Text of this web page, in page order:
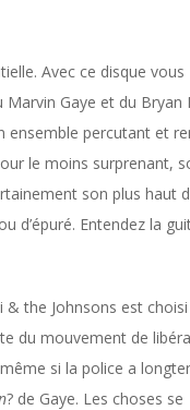
Avec ce disque vous
Gaye et du Bryan
ensemble percutant et
le moins surprenant,
son plus haut
d’épuré. Entendez la
the Johnsons est
du mouvement de
si la police a
? de Gaye. Les choses se